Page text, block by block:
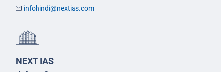
infohindi@nextias.com
NEXT IAS